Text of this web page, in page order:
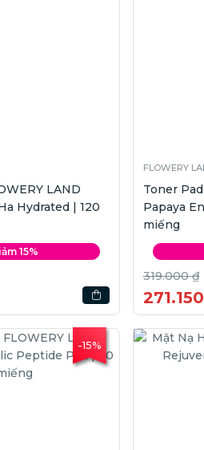
LAND
Hydrated | 120
15%
FLOWERY
Toner
Papaya
miếng
319.000 ₫
-15%